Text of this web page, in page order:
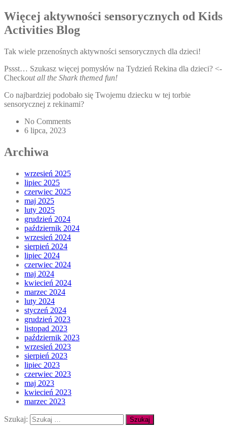
Więcej aktywności sensorycznych od Kids
Activities Blog
Tak wiele przenośnych aktywności sensorycznych dla dzieci!
Pssst… Szukasz więcej pomysłów na Tydzień Rekina dla dzieci? <-
Checkout all the Shark themed fun!
Co najbardziej podobało się Twojemu dziecku w tej torbie
sensorycznej z rekinami?
No Comments
6 lipca, 2023
Archiwa
wrzesień 2025
lipiec 2025
czerwiec 2025
maj 2025
luty 2025
grudzień 2024
październik 2024
wrzesień 2024
sierpień 2024
lipiec 2024
czerwiec 2024
maj 2024
kwiecień 2024
marzec 2024
luty 2024
styczeń 2024
grudzień 2023
listopad 2023
październik 2023
wrzesień 2023
sierpień 2023
lipiec 2023
czerwiec 2023
maj 2023
kwiecień 2023
marzec 2023
Szukaj: